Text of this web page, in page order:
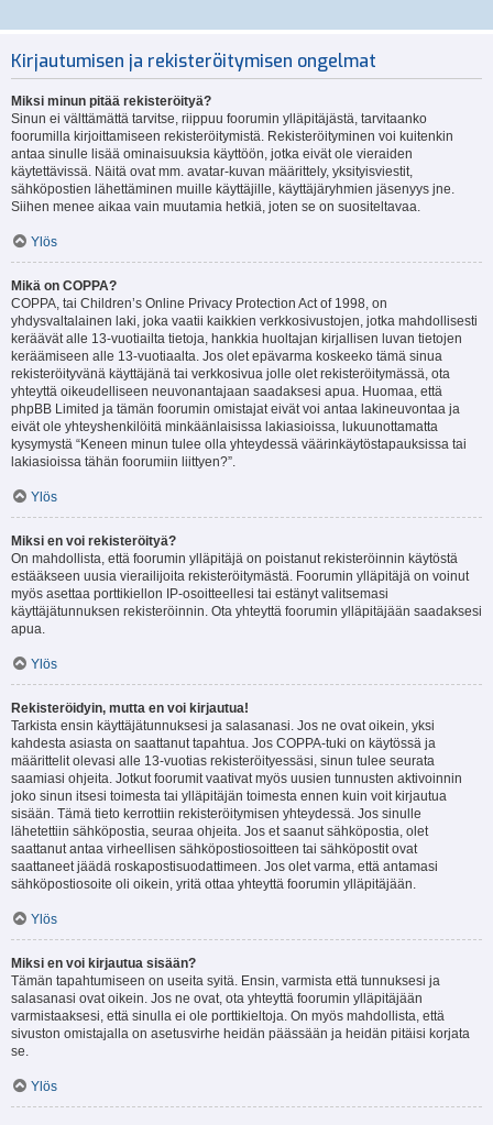
Kirjautumisen ja rekisteröitymisen ongelmat
Miksi minun pitää rekisteröityä?
Sinun ei välttämättä tarvitse, riippuu foorumin ylläpitäjästä, tarvitaanko
foorumilla kirjoittamiseen rekisteröitymistä. Rekisteröityminen voi kuitenkin
antaa sinulle lisää ominaisuuksia käyttöön, jotka eivät ole vieraiden
käytettävissä. Näitä ovat mm. avatar-kuvan määrittely, yksityisviestit,
sähköpostien lähettäminen muille käyttäjille, käyttäjäryhmien jäsenyys jne.
Siihen menee aikaa vain muutamia hetkiä, joten se on suositeltavaa.
Ylös
Mikä on COPPA?
COPPA, tai Children’s Online Privacy Protection Act of 1998, on
yhdysvaltalainen laki, joka vaatii kaikkien verkkosivustojen, jotka mahdollisesti
keräävät alle 13-vuotiailta tietoja, hankkia huoltajan kirjallisen luvan tietojen
keräämiseen alle 13-vuotiaalta. Jos olet epävarma koskeeko tämä sinua
rekisteröityvänä käyttäjänä tai verkkosivua jolle olet rekisteröitymässä, ota
yhteyttä oikeudelliseen neuvonantajaan saadaksesi apua. Huomaa, että
phpBB Limited ja tämän foorumin omistajat eivät voi antaa lakineuvontaa ja
eivät ole yhteyshenkilöitä minkäänlaisissa lakiasioissa, lukuunottamatta
kysymystä “Keneen minun tulee olla yhteydessä väärinkäytöstapauksissa tai
lakiasioissa tähän foorumiin liittyen?”.
Ylös
Miksi en voi rekisteröityä?
On mahdollista, että foorumin ylläpitäjä on poistanut rekisteröinnin käytöstä
estääkseen uusia vierailijoita rekisteröitymästä. Foorumin ylläpitäjä on voinut
myös asettaa porttikiellon IP-osoitteellesi tai estänyt valitsemasi
käyttäjätunnuksen rekisteröinnin. Ota yhteyttä foorumin ylläpitäjään saadaksesi
apua.
Ylös
Rekisteröidyin, mutta en voi kirjautua!
Tarkista ensin käyttäjätunnuksesi ja salasanasi. Jos ne ovat oikein, yksi
kahdesta asiasta on saattanut tapahtua. Jos COPPA-tuki on käytössä ja
määrittelit olevasi alle 13-vuotias rekisteröityessäsi, sinun tulee seurata
saamiasi ohjeita. Jotkut foorumit vaativat myös uusien tunnusten aktivoinnin
joko sinun itsesi toimesta tai ylläpitäjän toimesta ennen kuin voit kirjautua
sisään. Tämä tieto kerrottiin rekisteröitymisen yhteydessä. Jos sinulle
lähetettiin sähköpostia, seuraa ohjeita. Jos et saanut sähköpostia, olet
saattanut antaa virheellisen sähköpostiosoitteen tai sähköpostit ovat
saattaneet jäädä roskapostisuodattimeen. Jos olet varma, että antamasi
sähköpostiosoite oli oikein, yritä ottaa yhteyttä foorumin ylläpitäjään.
Ylös
Miksi en voi kirjautua sisään?
Tämän tapahtumiseen on useita syitä. Ensin, varmista että tunnuksesi ja
salasanasi ovat oikein. Jos ne ovat, ota yhteyttä foorumin ylläpitäjään
varmistaaksesi, että sinulla ei ole porttikieltoja. On myös mahdollista, että
sivuston omistajalla on asetusvirhe heidän päässään ja heidän pitäisi korjata
se.
Ylös